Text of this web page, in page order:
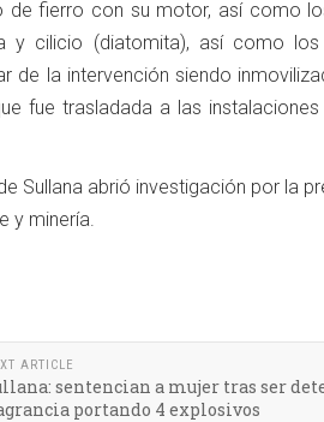
de fierro con su motor, así como
y cilicio (diatomita), así como
de la intervención siendo
fue trasladada a las instalaciones
Sullana abrió investigación por la
y minería.
ARTICLE
sentencian a mujer tras ser
portando 4 explosivos